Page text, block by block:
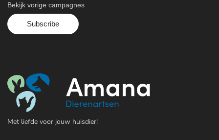
Bekijk vorige campagnes
Met liefde voor jouw huisdier!